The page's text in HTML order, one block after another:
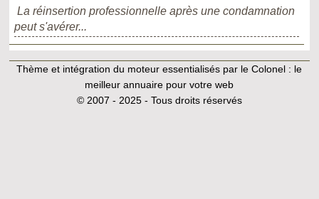
La réinsertion professionnelle après une condamnation
peut s'avérer...
Thème et intégration du moteur essentialisés par le Colonel : le
meilleur annuaire pour votre web
© 2007 - 2025 - Tous droits réservés